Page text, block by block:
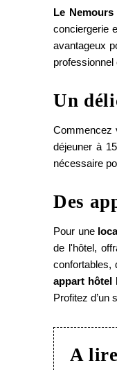
Le Nemours
conciergerie
avantageux
Un
Commencez
déjeuner à
nécessaire
Des
Pour une
de l'hôtel,
confortables,
appart hôtel
Profitez d’un
A